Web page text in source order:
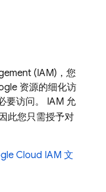
(IAM)，您
资源的细化访
要访问。 IAM 允
此您只需授予对
Cloud IAM 文